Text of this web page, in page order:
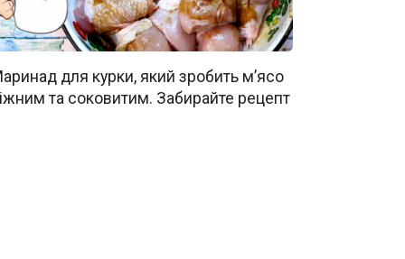
для курки, який зробить м’ясо
та соковитим. Забирайте рецепт